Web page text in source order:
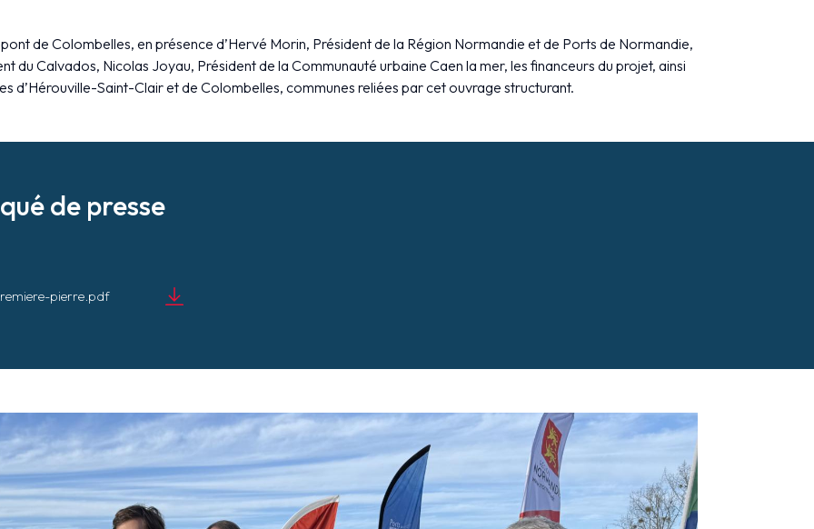
de Colombelles, en présence d’Hervé Morin, Président de la Région Normandie et de Ports de Normandie,
du Calvados, Nicolas Joyau, Président de la Communauté urbaine Caen la mer, les financeurs du projet, ainsi
d’Hérouville-Saint-Clair et de Colombelles, communes reliées par cet ouvrage structurant.
de presse
pierre.pdf